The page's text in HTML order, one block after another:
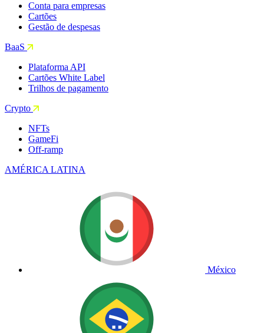
Conta para empresas
Cartões
Gestão de despesas
BaaS
Plataforma API
Cartões White Label
Trilhos de pagamento
Crypto
NFTs
GameFi
Off-ramp
AMÉRICA LATINA
México